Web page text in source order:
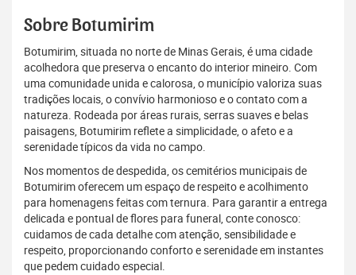
Sobre Botumirim
Botumirim, situada no norte de Minas Gerais, é uma cidade
acolhedora que preserva o encanto do interior mineiro. Com
uma comunidade unida e calorosa, o município valoriza suas
tradições locais, o convívio harmonioso e o contato com a
natureza. Rodeada por áreas rurais, serras suaves e belas
paisagens, Botumirim reflete a simplicidade, o afeto e a
serenidade típicos da vida no campo.
Nos momentos de despedida, os cemitérios municipais de
Botumirim oferecem um espaço de respeito e acolhimento
para homenagens feitas com ternura. Para garantir a entrega
delicada e pontual de flores para funeral, conte conosco:
cuidamos de cada detalhe com atenção, sensibilidade e
respeito, proporcionando conforto e serenidade em instantes
que pedem cuidado especial.